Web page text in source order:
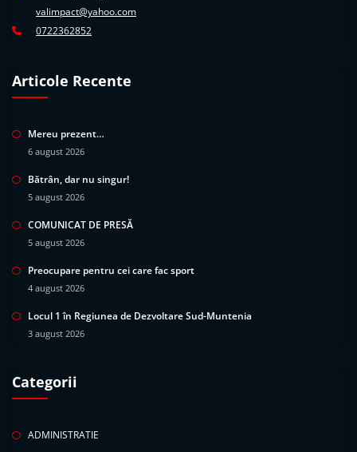
valimpact@yahoo.com
0722362852
Articole Recente
Mereu prezent…
6 august 2026
Bătrân, dar nu singur!
5 august 2026
COMUNICAT DE PRESĂ
5 august 2026
Preocupare pentru cei care fac sport
4 august 2026
Locul 1 în Regiunea de Dezvoltare Sud-Muntenia
3 august 2026
Categorii
ADMINISTRATIE